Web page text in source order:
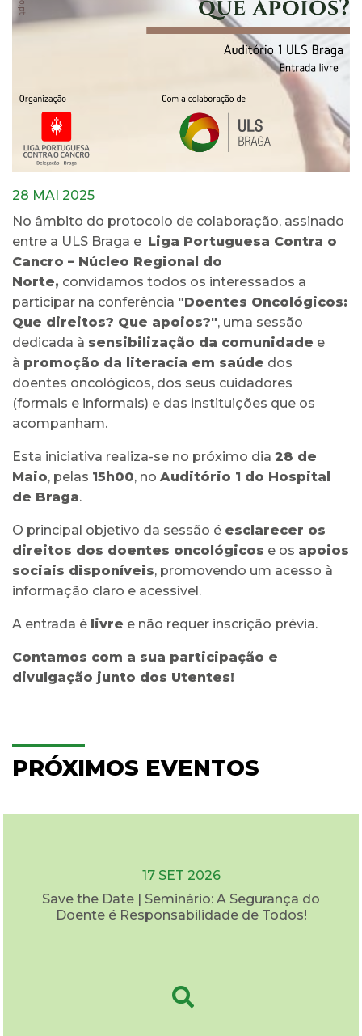
28 MAI 2025
No âmbito do protocolo de colaboração, assinado
entre a ULS Braga e Liga Portuguesa Contra o
Cancro – Núcleo Regional do
Norte, convidamos todos os interessados a
participar na conferência "Doentes Oncológicos:
Que direitos? Que apoios?", uma sessão
dedicada à sensibilização da comunidade e
à promoção da literacia em saúde dos
doentes oncológicos, dos seus cuidadores
(formais e informais) e das instituições que os
acompanham.
Esta iniciativa realiza-se no próximo dia 28 de
Maio, pelas 15h00, no Auditório 1 do Hospital
de Braga.
O principal objetivo da sessão é esclarecer os
direitos dos doentes oncológicos e os apoios
sociais disponíveis, promovendo um acesso à
informação claro e acessível.
A entrada é livre e não requer inscrição prévia.
Contamos com a sua participação e
divulgação junto dos Utentes!
PRÓXIMOS EVENTOS
17 SET 2026
Save the Date | Seminário: A Segurança do
Doente é Responsabilidade de Todos!